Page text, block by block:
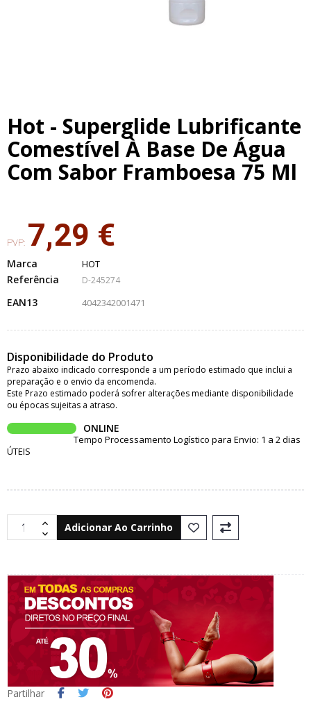
Hot - Superglide Lubrificante
Comestível À Base De Água
Com Sabor Framboesa 75 Ml
PVP: 7,29 €
Marca HOT
Referência D-245274
EAN13 4042342001471
Disponibilidade do Produto
Prazo abaixo indicado corresponde a um período estimado que inclui a
preparação e o envio da encomenda.
Este Prazo estimado poderá sofrer alterações mediante disponibilidade
ou épocas sujeitas a atraso.
ONLINE
Tempo Processamento Logístico para Envio: 1 a 2 dias
ÚTEIS
Adicionar Ao Carrinho
Partilhar